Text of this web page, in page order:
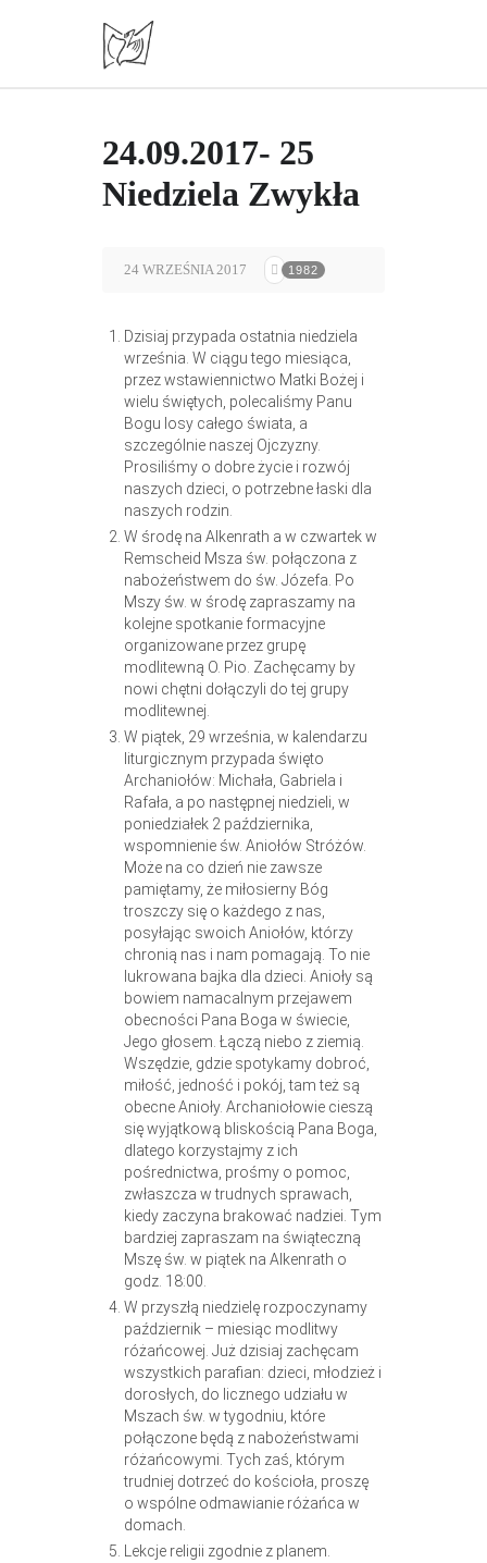
24.09.2017- 25
Niedziela Zwykła
24 WRZEŚNIA 2017 1982
Dzisiaj przypada ostatnia niedziela
września. W ciągu tego miesiąca,
przez wstawiennictwo Matki Bożej i
wielu świętych, polecaliśmy Panu
Bogu losy całego świata, a
szczególnie naszej Ojczyzny.
Prosiliśmy o dobre życie i rozwój
naszych dzieci, o potrzebne łaski dla
naszych rodzin.
W środę na Alkenrath a w czwartek w
Remscheid Msza św. połączona z
nabożeństwem do św. Józefa. Po
Mszy św. w środę zapraszamy na
kolejne spotkanie formacyjne
organizowane przez grupę
modlitewną O. Pio. Zachęcamy by
nowi chętni dołączyli do tej grupy
modlitewnej.
W piątek, 29 września, w kalendarzu
liturgicznym przypada święto
Archaniołów: Michała, Gabriela i
Rafała, a po następnej niedzieli, w
poniedziałek 2 października,
wspomnienie św. Aniołów Stróżów.
Może na co dzień nie zawsze
pamiętamy, że miłosierny Bóg
troszczy się o każdego z nas,
posyłając swoich Aniołów, którzy
chronią nas i nam pomagają. To nie
lukrowana bajka dla dzieci. Anioły są
bowiem namacalnym przejawem
obecności Pana Boga w świecie,
Jego głosem. Łączą niebo z ziemią.
Wszędzie, gdzie spotykamy dobroć,
miłość, jedność i pokój, tam też są
obecne Anioły. Archaniołowie cieszą
się wyjątkową bliskością Pana Boga,
dlatego korzystajmy z ich
pośrednictwa, prośmy o pomoc,
zwłaszcza w trudnych sprawach,
kiedy zaczyna brakować nadziei. Tym
bardziej zapraszam na świąteczną
Mszę św. w piątek na Alkenrath o
godz. 18:00.
W przyszłą niedzielę rozpoczynamy
październik – miesiąc modlitwy
różańcowej. Już dzisiaj zachęcam
wszystkich parafian: dzieci, młodzież i
dorosłych, do licznego udziału w
Mszach św. w tygodniu, które
połączone będą z nabożeństwami
różańcowymi. Tych zaś, którym
trudniej dotrzeć do kościoła, proszę
o wspólne odmawianie różańca w
domach.
Lekcje religii zgodnie z planem.